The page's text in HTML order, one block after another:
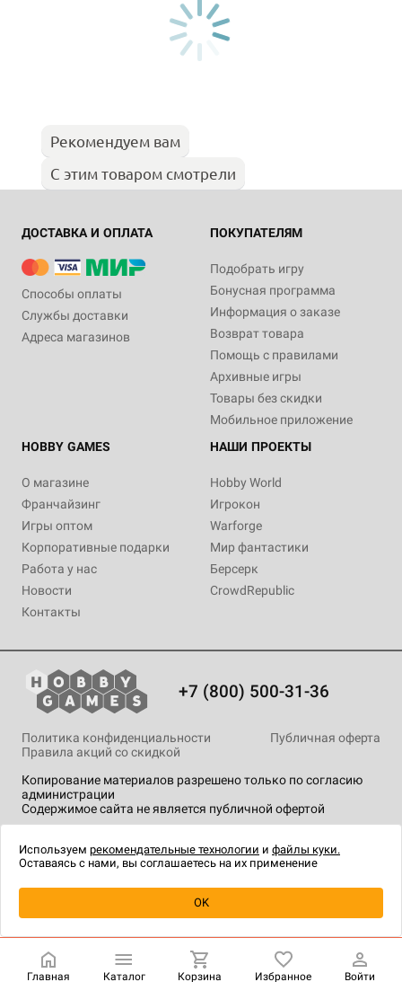
Уведомить о наличии
Рекомендуем вам
С этим товаром смотрели
ДОСТАВКА И ОПЛАТА
Способы оплаты
Службы доставки
Адреса магазинов
ПОКУПАТЕЛЯМ
Подобрать игру
Бонусная программа
Информация о заказе
Возврат товара
Помощь с правилами
Архивные игры
Товары без скидки
Мобильное приложение
HOBBY GAMES
О магазине
Франчайзинг
Игры оптом
Корпоративные подарки
Работа у нас
Новости
Контакты
НАШИ ПРОЕКТЫ
Hobby World
Игрокон
Warforge
Мир фантастики
Берсерк
CrowdRepublic
+7 (800) 500-31-36
Копирование материалов разрешено только по согласию
администрации
Содержимое сайта не является публичной офертой
Политика конфиденциальности
Публичная оферта
Правила акций со скидкой
технологии.
Главная Каталог Корзина Избранное Войти
Используем рекомендательные технологии и файлы куки.
Оставаясь с нами, вы соглашаетесь на их применение
OK